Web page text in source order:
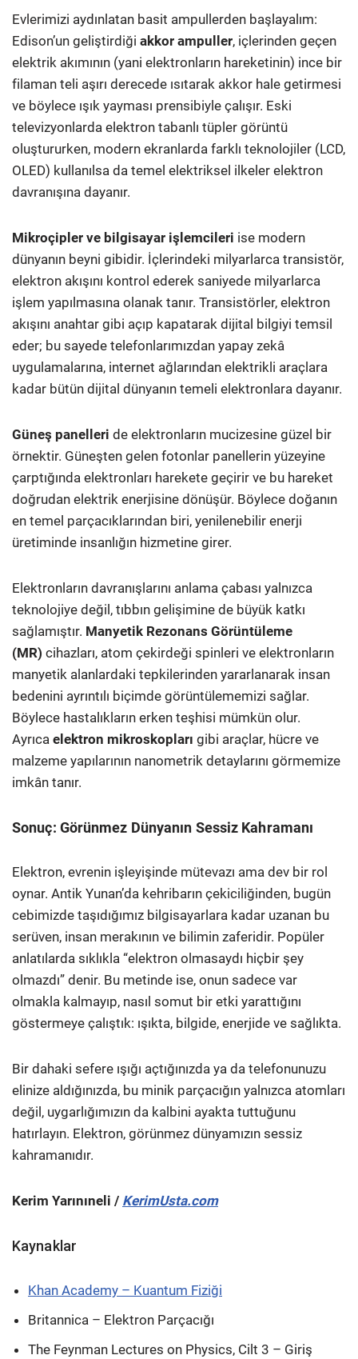
Evlerimizi aydınlatan basit ampullerden başlayalım:
Edison’un geliştirdiği akkor ampuller, içlerinden geçen
elektrik akımının (yani elektronların hareketinin) ince bir
filaman teli aşırı derecede ısıtarak akkor hale getirmesi
ve böylece ışık yayması prensibiyle çalışır. Eski
televizyonlarda elektron tabanlı tüpler görüntü
oluştururken, modern ekranlarda farklı teknolojiler (LCD,
OLED) kullanılsa da temel elektriksel ilkeler elektron
davranışına dayanır.
Mikroçipler ve bilgisayar işlemcileri ise modern
dünyanın beyni gibidir. İçlerindeki milyarlarca transistör,
elektron akışını kontrol ederek saniyede milyarlarca
işlem yapılmasına olanak tanır. Transistörler, elektron
akışını anahtar gibi açıp kapatarak dijital bilgiyi temsil
eder; bu sayede telefonlarımızdan yapay zekâ
uygulamalarına, internet ağlarından elektrikli araçlara
kadar bütün dijital dünyanın temeli elektronlara dayanır.
Güneş panelleri de elektronların mucizesine güzel bir
örnektir. Güneşten gelen fotonlar panellerin yüzeyine
çarptığında elektronları harekete geçirir ve bu hareket
doğrudan elektrik enerjisine dönüşür. Böylece doğanın
en temel parçacıklarından biri, yenilenebilir enerji
üretiminde insanlığın hizmetine girer.
Elektronların davranışlarını anlama çabası yalnızca
teknolojiye değil, tıbbın gelişimine de büyük katkı
sağlamıştır. Manyetik Rezonans Görüntüleme
(MR) cihazları, atom çekirdeği spinleri ve elektronların
manyetik alanlardaki tepkilerinden yararlanarak insan
bedenini ayrıntılı biçimde görüntülememizi sağlar.
Böylece hastalıkların erken teşhisi mümkün olur.
Ayrıca elektron mikroskopları gibi araçlar, hücre ve
malzeme yapılarının nanometrik detaylarını görmemize
imkân tanır.
Sonuç: Görünmez Dünyanın Sessiz Kahramanı
Elektron, evrenin işleyişinde mütevazı ama dev bir rol
oynar. Antik Yunan’da kehribarın çekiciliğinden, bugün
cebimizde taşıdığımız bilgisayarlara kadar uzanan bu
serüven, insan merakının ve bilimin zaferidir. Popüler
anlatılarda sıklıkla “elektron olmasaydı hiçbir şey
olmazdı” denir. Bu metinde ise, onun sadece var
olmakla kalmayıp, nasıl somut bir etki yarattığını
göstermeye çalıştık: ışıkta, bilgide, enerjide ve sağlıkta.
Bir dahaki sefere ışığı açtığınızda ya da telefonunuzu
elinize aldığınızda, bu minik parçacığın yalnızca atomları
değil, uygarlığımızın da kalbini ayakta tuttuğunu
hatırlayın. Elektron, görünmez dünyamızın sessiz
kahramanıdır.
Kerim Yarınıneli / KerimUsta.com
Kaynaklar
Khan Academy – Kuantum Fiziği
Britannica – Elektron Parçacığı
The Feynman Lectures on Physics, Cilt 3 – Giriş